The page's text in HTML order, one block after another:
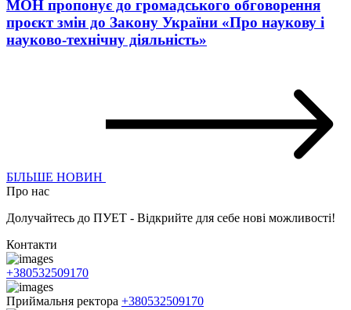
МОН пропонує до громадського обговорення
проєкт змін до Закону України «Про наукову і
науково-технічну діяльність»
БІЛЬШЕ НОВИН
Про нас
Долучайтесь до ПУЕТ - Відкрийте для себе нові можливості!
Контакти
+380532509170
Приймальня ректора +380532509170